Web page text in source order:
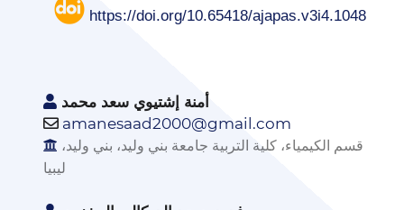
https://doi.org/10.65418/ajapas.v3i4.1048
أمنة إشتيوي سعد محمد
amanesaad2000@gmail.com
ليبيا